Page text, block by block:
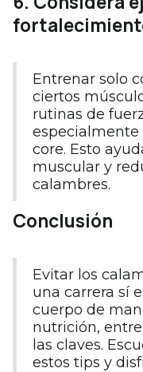
Entrenar solo
ciertos
rutinas de
especialmente
core. Esto
muscular y
calambres.
Conclusión
Evitar los
una carrera sí
cuerpo de
nutrición,
las claves.
estos tips y